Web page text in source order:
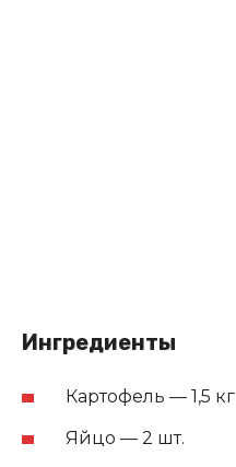
Ингредиенты
Картофель — 1,5 кг
Яйцо — 2 шт.